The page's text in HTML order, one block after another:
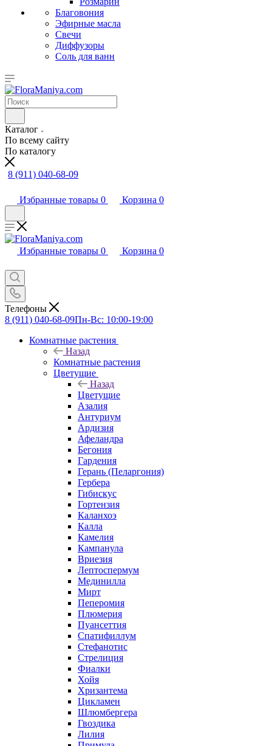
Благовония
Эфирные масла
Свечи
Диффузоры
Соль для ванн
Каталог
По всему сайту
По каталогу
8 (911) 040-68-09
Избранные товары 0 Корзина 0
Избранные товары 0 Корзина 0
Телефоны
8 (911) 040-68-09Пн-Вс: 10:00-19:00
Комнатные растения
Назад
Комнатные растения
Цветущие
Назад
Цветущие
Азалия
Антуриум
Ардизия
Афеландра
Бегония
Гардения
Герань (Пеларгония)
Гербера
Гибискус
Гортензия
Каланхоэ
Калла
Камелия
Кампанула
Вриезия
Лептоспермум
Мединилла
Мирт
Пеперомия
Плюмерия
Пуансеттия
Спатифиллум
Стефанотис
Стрелиция
Фиалки
Хойя
Хризантема
Цикламен
Шлюмбергера
Гвоздика
Лилия